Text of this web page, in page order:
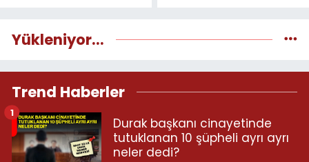
Yükleniyor...
Trend Haberler
Durak başkanı cinayetinde
tutuklanan 10 şüpheli ayrı ayrı
neler dedi?
1